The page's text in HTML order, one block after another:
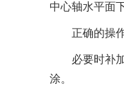
中心轴水平面
正确的操作
必要时补加
涂。